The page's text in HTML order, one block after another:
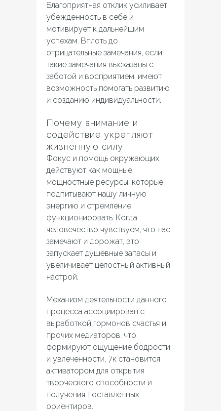
Благоприятная отклик усиливает
убежденность в себе и
мотивирует к дальнейшим
успехам. Вплоть до
отрицательные замечания, если
такие замечания высказаны с
заботой и восприятием, имеют
возможность помогать развитию
и созданию индивидуальности.
Почему внимание и
содействие укрепляют
жизненную силу
Фокус и помощь окружающих
действуют как мощные
мощностные ресурсы, которые
подпитывают нашу личную
энергию и стремление
функционировать. Когда
человечество чувствуем, что нас
замечают и дорожат, это
запускает душевные запасы и
увеличивает целостный активный
настрой.
Механизм деятельности данного
процесса ассоциирован с
выработкой гормонов счастья и
прочих медиаторов, что
формируют ощущение бодрости
и увлеченности. 7к становится
активатором для открытия
творческого способности и
получения поставленных
ориентиров.